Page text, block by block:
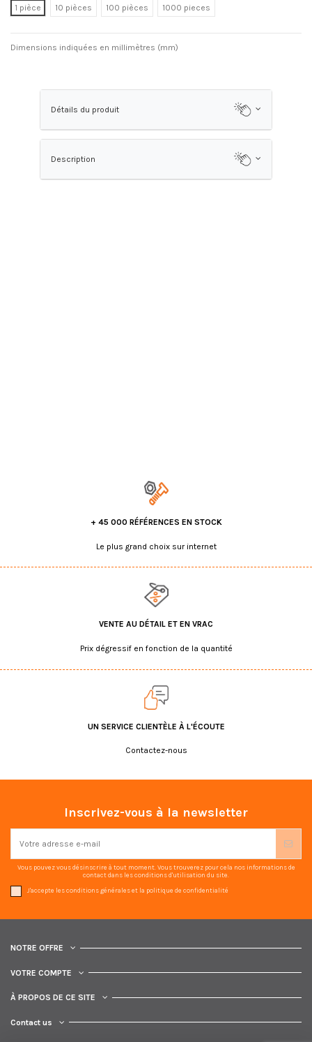
1 pièce
10 pièces 100 pièces 1000 pieces
Dimensions indiquées en millimètres (mm)
Détails du produit
Description
+ 45 000 RÉFÉRENCES EN STOCK
Le plus grand choix sur internet
VENTE AU DÉTAIL ET EN VRAC
Prix dégressif en fonction de la quantité
UN SERVICE CLIENTÈLE À L'ÉCOUTE
Contactez-nous
Inscrivez-vous à la newsletter
Vous pouvez vous désinscrire à tout moment. Vous trouverez pour cela nos informations de
contact dans les conditions d'utilisation du site.
J'accepte les conditions générales et la politique de confidentialité
NOTRE OFFRE
VOTRE COMPTE
À PROPOS DE CE SITE
Contact us